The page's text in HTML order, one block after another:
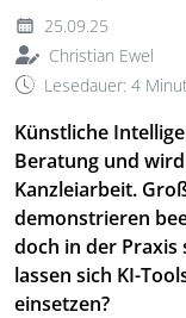
25.09.25
Christian Ewel
Lesedauer: 4
Künstliche
Beratung und
Kanzleiarbeit.
demonstrieren
doch in der Praxis
lassen sich KI-
einsetzen?